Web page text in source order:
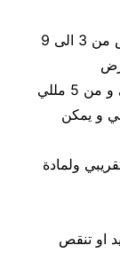
حجم الكيس الطول من 5 الى 12 سم العرض من 3 الى 9
كمية المواد المعبئةمن 2 مللي حتي 25 مللي و من 5 مللي
و من 25 مللي حتي 250 مللي و يمكن
/ دقيقة تقريبي ولمادة
تقريبا تزيد او تنقص